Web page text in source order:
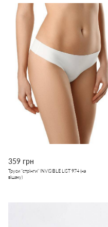
359 грн
Труси "стрінги" INVISIBLE LIST 974 (на
вішаку)